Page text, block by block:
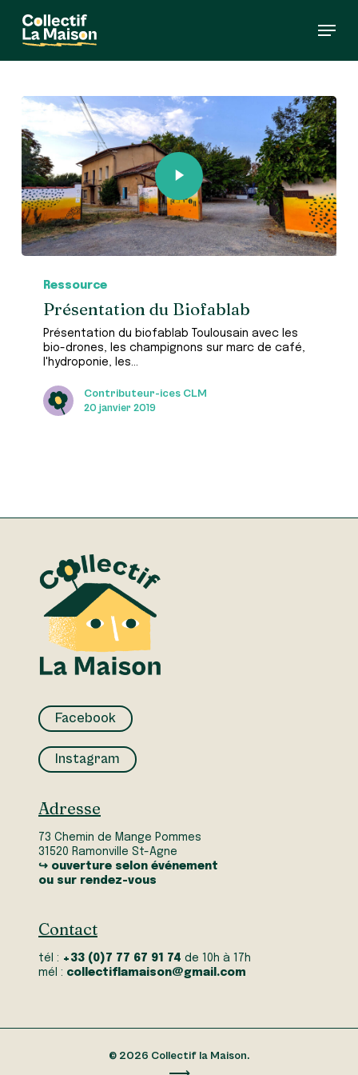
content
Menu
Ressource
Présentation du Biofablab
Présentation du biofablab Toulousain avec les
bio-drones, les champignons sur marc de café,
l'hydroponie, les…
Contributeur-ices CLM
20 janvier 2019
Facebook
Instagram
Adresse
73 Chemin de Mange Pommes
31520 Ramonville St-Agne
↪ ouverture selon événement
ou sur rendez-vous
Contact
tél : +33 (0)7 77 67 91 74 de 10h à 17h
mél : collectiflamaison@gmail.com
© 2026 Collectif la Maison.